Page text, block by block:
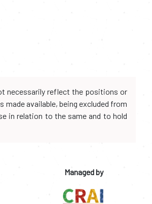
necessarily reflect the positions or
available, being excluded from
in relation to the same and to hold
Managed by